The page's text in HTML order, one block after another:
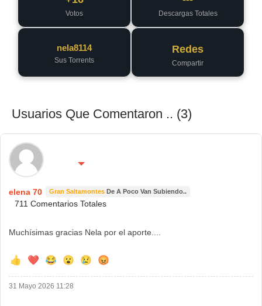
Votos Descargas Totales
nela8114
Sus Torrents
Redes
Compartir
Usuarios Que Comentaron .. (3)
elena 70 Gran Saltamontes De A Poco Van Subiendo..
711 Comentarios Totales
Muchísimas gracias Nela por el aporte....
👍 ❤️ 😂 😮 😢 😡
31 Mayo 2026 11:28